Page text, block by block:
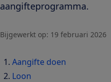
aangifteprogramma.
Bijgewerkt op: 19 februari 2026
Aangifte doen
Loon